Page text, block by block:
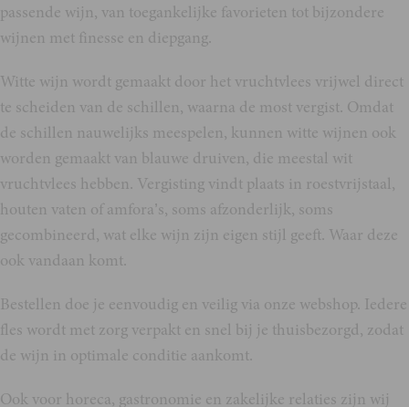
passende wijn, van toegankelijke favorieten tot bijzondere
wijnen met finesse en diepgang.
Witte wijn wordt gemaakt door het vruchtvlees vrijwel direct
te scheiden van de schillen, waarna de most vergist. Omdat
de schillen nauwelijks meespelen, kunnen witte wijnen ook
worden gemaakt van blauwe druiven, die meestal wit
vruchtvlees hebben. Vergisting vindt plaats in roestvrijstaal,
houten vaten of amfora’s, soms afzonderlijk, soms
gecombineerd, wat elke wijn zijn eigen stijl geeft. Waar deze
ook vandaan komt.
Bestellen doe je eenvoudig en veilig via onze webshop. Iedere
fles wordt met zorg verpakt en snel bij je thuisbezorgd, zodat
de wijn in optimale conditie aankomt.
Ook voor horeca, gastronomie en zakelijke relaties zijn wij